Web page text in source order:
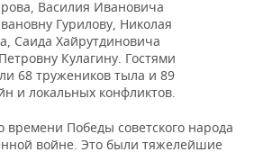
Василия Ивановича
Гурилову, Николая
Саида Хайрутдиновича
Кулагину. Гостями
68 тружеников тыла и 89
и локальных конфликтов.
времени Победы советского народа
войне. Это были тяжелейшие